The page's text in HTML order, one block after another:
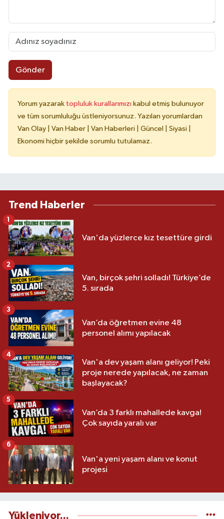
Gönder
Yorum yazarak topluluk kurallarımızı kabul etmiş bulunuyor
ve tüm sorumluluğu üstleniyorsunuz. Yazılan yorumlardan
Van Olay | Van Haber | Van Haberleri | Güncel | Siyasi |
Ekonomi hiçbir şekilde sorumlu tutulamaz.
Trend Haberler
Van'da yüzlerce kız tesettüre girdi
1
Van, birçok şehri solladı! Türkiye’de
5. sırada
2
Van’da öğretmen evine 48
personel alımı yapılacak
3
Van'a dev yaşam alanı geliyor! Peki
proje nerede yapılacak, ne zaman
başlayacak?
4
Van’da 3 farklı mahallede kavga!
Çok sayıda yaralı var
5
Van'a yeni yaşam alanı ve konut
projesi
6
Yükleniyor...